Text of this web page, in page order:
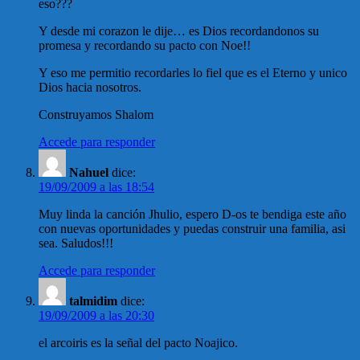
eso???
Y desde mi corazon le dije… es Dios recordandonos su
promesa y recordando su pacto con Noe!!
Y eso me permitio recordarles lo fiel que es el Eterno y unico
Dios hacia nosotros.
Construyamos Shalom
Accede para responder
Nahuel dice:
19/09/2009 a las 18:54
Muy linda la canción Jhulio, espero D-os te bendiga este año
con nuevas oportunidades y puedas construir una familia, asi
sea. Saludos!!!
Accede para responder
talmidim dice:
19/09/2009 a las 20:30
el arcoiris es la señal del pacto Noajico.